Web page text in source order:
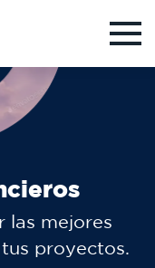
las mejores
proyectos.